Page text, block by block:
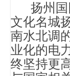
扬州
文化名城
南水北调
业化的电
终坚持更